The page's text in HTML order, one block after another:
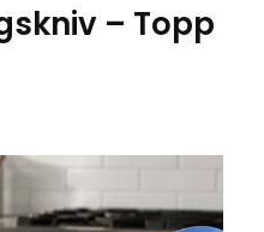
– Topp